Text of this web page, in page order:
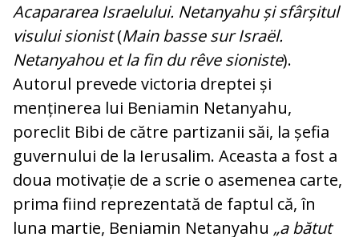
Acapararea Israelului. Netanyahu și sfârșitul
visului sionist(Main basse sur Israël.
Netanyahou et la fin du rêve sioniste).
Autorul prevede victoria dreptei și
menținerea lui Beniamin Netanyahu,
poreclit Bibi de către partizanii săi, la șefia
guvernului de la Ierusalim. Aceasta a fost a
doua motivație de a scrie o asemenea carte,
prima fiind reprezentată de faptul că, în
luna martie, Beniamin Netanyahu „a bătut